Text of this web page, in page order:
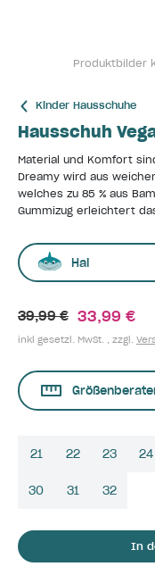
Produktbilder
Kinder Hausschuhe
Hausschuh
Material und Komfort
Dreamy wird aus
welches zu 85 % aus
Gummizug erleichtert
Hai
39,99 € 33,99 €
inkl gesetzl. MwSt. , zzgl.
21 22 23 24
30 31 32
In